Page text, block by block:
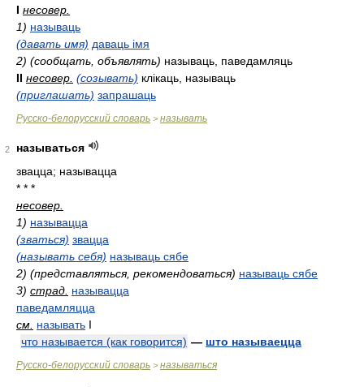
I несовер.
1) называць
(давать имя) даваць імя
2) (сообщать, объявлять) называць, паведамляць
II несовер. (созывать) клікаць, называць
(приглашать) запрашаць
Русско-белорусский словарь > называть
2
называться
звацца; называцца
* * *
несовер.
1) называцца
(зваться) звацца
(называть себя) называць сябе
2) (представляться, рекомендоваться) называць сябе
3) страд. называцца
паведамляцца
см. называть I
что называется (как говорится) — што называецца
Русско-белорусский словарь > называться